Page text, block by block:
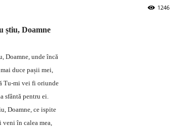
1246
știu, Doamne
Doamne, unde încă
duce pașii mei,
Tu-mi vei fi oriunde
sfântă pentru ei.
Doamne, ce ispite
veni în calea mea,